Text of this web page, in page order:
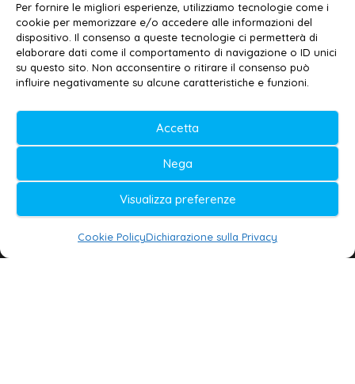
Per fornire le migliori esperienze, utilizziamo tecnologie come i
cookie per memorizzare e/o accedere alle informazioni del
dispositivo. Il consenso a queste tecnologie ci permetterà di
elaborare dati come il comportamento di navigazione o ID unici
su questo sito. Non acconsentire o ritirare il consenso può
influire negativamente su alcune caratteristiche e funzioni.
Accetta
Nega
Visualizza preferenze
Cookie PolicyDichiarazione sulla Privacy
Email: redazione@galatina24.it
Contatti –Disclaimer
Privacy policy –Cookie policy
Testata iscritta al n. 11/2020 Registro della
Stampa Tribunale di Lecce
Editore e direttore responsabile:
Daniele G. Masciullo